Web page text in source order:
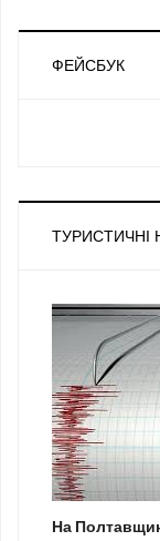
ФЕЙСБУК
ТУРИСТИЧНІ
На